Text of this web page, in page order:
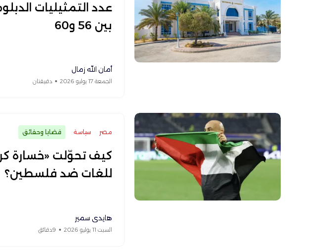
عدد التمثيليات
بين 56 و60
أمان الله زمال
الجمعة 17 يوليو 2026 دقيقتان
مصر سياسة قضايا وحقائق
كيف تحوّلت «خسارة
للغات ضد فلسطين؟
هايدي سمير
السبت 11 يوليو 2026 9دقائق